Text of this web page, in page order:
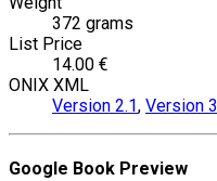
372 grams
List Price
14.00 €
ONIX XML
Version 2.1, Version 3
Google Book Preview